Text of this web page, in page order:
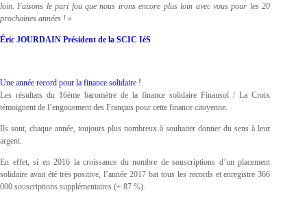
loin. Faisons le pari fou que nous irons encore plus loin avec vous pour les 20
prochaines années ! »
Éric JOURDAIN Président de la SCIC IéS
Une année record pour la finance solidaire !
Les résultats du 16ème baromètre de la finance solidaire Finansol / La Croix
témoignent de l’engouement des Français pour cette finance citoyenne.
Ils sont, chaque année, toujours plus nombreux à souhaiter donner du sens à leur
argent.
En effet, si en 2016 la croissance du nombre de souscriptions d’un placement
solidaire avait été très positive, l’année 2017 bat tous les records et enregistre 366
000 souscriptions supplémentaires (+ 87 %).